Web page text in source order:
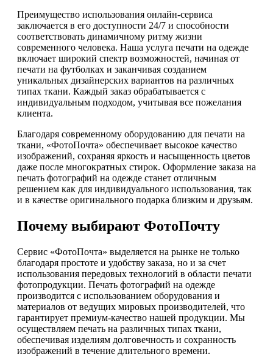
Преимущество использования онлайн-сервиса
заключается в его доступности 24/7 и способности
соответствовать динамичному ритму жизни
современного человека. Наша услуга печати на одежде
включает широкий спектр возможностей, начиная от
печати на футболках и заканчивая созданием
уникальных дизайнерских вариантов на различных
типах ткани. Каждый заказ обрабатывается с
индивидуальным подходом, учитывая все пожелания
клиента.
Благодаря современному оборудованию для печати на
ткани, «ФотоПочта» обеспечивает высокое качество
изображений, сохраняя яркость и насыщенность цветов
даже после многократных стирок. Оформление заказа на
печать фотографий на одежде станет отличным
решением как для индивидуального использования, так
и в качестве оригинального подарка близким и друзьям.
Почему выбирают ФотоПочту
Сервис «ФотоПочта» выделяется на рынке не только
благодаря простоте и удобству заказа, но и за счет
использования передовых технологий в области печати
фотопродукции. Печать фотографий на одежде
производится с использованием оборудования и
материалов от ведущих мировых производителей, что
гарантирует премиум-качество нашей продукции. Мы
осуществляем печать на различных типах ткани,
обеспечивая изделиям долговечность и сохранность
изображений в течение длительного времени.